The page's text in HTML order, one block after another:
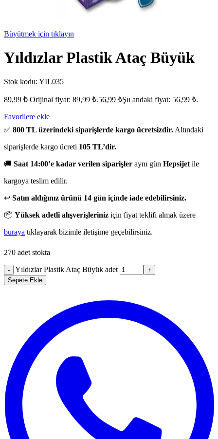
Büyütmek için tıklayın
Yıldızlar Plastik Ataç Büyük
Stok kodu: YIL035
89,99₺ Orijinal fiyat: 89,99 ₺.56,99 ₺Şu andaki fiyat: 56,99 ₺.
Favorilere ekle
✅ 800 TL üzerindeki siparişlerde kargo ücretsizdir. Altındaki
siparişlerde kargo ücreti 105 TL’dir.
🚚 Saat 14:00’e kadar verilen siparişler aynı gün Hepsijet ile
kargoya teslim edilir.
↩️ Satın aldığınız ürünü 14 gün içinde iade edebilirsiniz.
📦 Yüksek adetli alışverişleriniz için fiyat teklifi almak üzere
buraya tıklayarak bizimle iletişime geçebilirsiniz.
270 adet stokta
- Yıldızlar Plastik Ataç Büyük adet
+
Sepete Ekle